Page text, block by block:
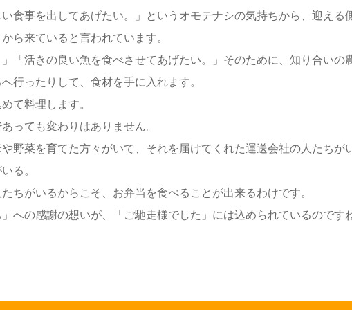
食事を出してあげたい。」というオモテナシの気持ちから、迎える
ら来ていると言われています。
「活きの良い魚を食べさせてあげたい。」そのために、知り合いの
行ったりして、食材を手に入れます。
て料理します。
っても変わりはありません。
野菜を育てた方々がいて、それを届けてくれた運送会社の人たちが
る。
ちがいるからこそ、お弁当を食べることが出来るわけです。
への感謝の想いが、「ご馳走様でした」には込められているのです